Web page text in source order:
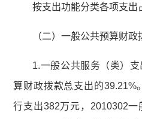
按支出功能分类各项支出
（二）一般公共预算财
1.一般公共服务（类）
算财政拨款总支出的39.21%
行支出382万元，2010302